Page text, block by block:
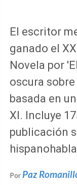
El escritor
ganado el
Novela por
oscura
basada en
XI. Incluye
publicación
Por Paz